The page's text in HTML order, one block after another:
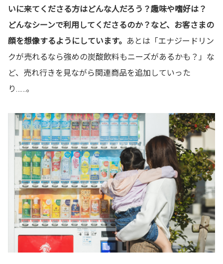
いに来てくださる方はどんな人だろう？趣味や嗜好は？
どんなシーンで利用してくださるのか？など、お客さまの
顔を想像するようにしています。 あとは「エナジードリン
クが売れるなら強めの炭酸飲料もニーズがあるかも？」な
ど、売れ行きを見ながら関連商品を追加していった
り……。